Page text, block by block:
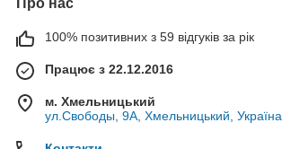
100% позитивних з 59 відгуків за рік
Працює з 22.12.2016
м. Хмельницький
ул.Свободы, 9А, Хмельницький, Україна